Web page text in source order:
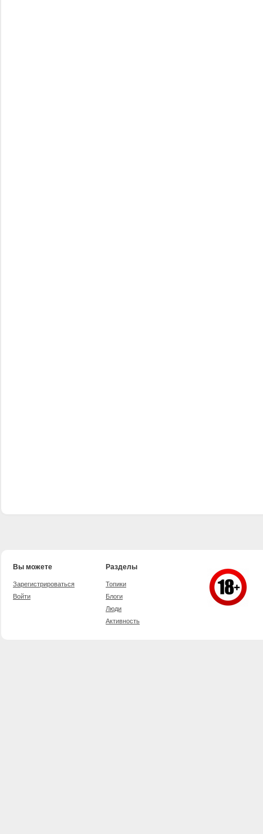
Вы можете
Зарегистрироваться
Войти
Разделы
Топики
Блоги
Люди
Активность